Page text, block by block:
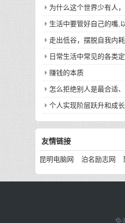
为什么这个世界少有人
生活中要管好自己的嘴,
走出低谷，摆脱自我内耗
日常生活中常见的各类
赚钱的本质
怎么拒绝别人是最合适
个人实现阶层跃升和成
友情链接
昆明电脑网 泊名励志网
免